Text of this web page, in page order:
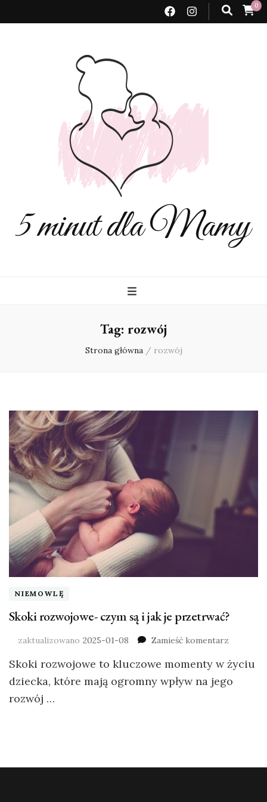
0
5 minut dla Mamy
Tag: rozwój
Strona główna / rozwój
NIEMOWLĘ
Skoki rozwojowe- czym są i jak je przetrwać?
zaktualizowano 2025-01-08 Zamieść komentarz
Skoki rozwojowe to kluczowe momenty w życiu
dziecka, które mają ogromny wpływ na jego
rozwój …